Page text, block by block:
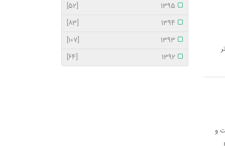
و
1395
[52]
1394
[83]
1393
[107]
1392
[64]